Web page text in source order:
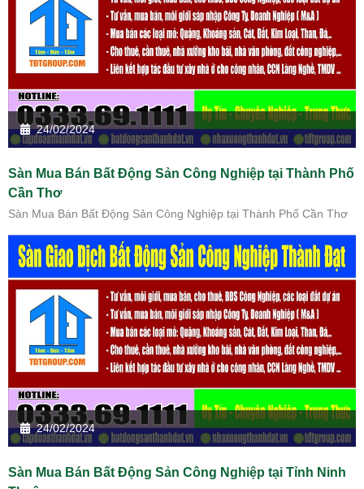
24/02/2024
Sàn Mua Bán Bất Động Sản Công Nghiệp tại Thành Phố
Cần Thơ
Sàn Mua Bán Bất Động Sản Công Nghiệp tại Thành Phố Cần Thơ
24/02/2024
Sàn Mua Bán Bất Động Sản Công Nghiệp tại Tỉnh Ninh